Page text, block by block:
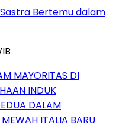
Sastra Bertemu dalam
MAYORITAS DI
INDUK
DALAM
ITALIA BARU